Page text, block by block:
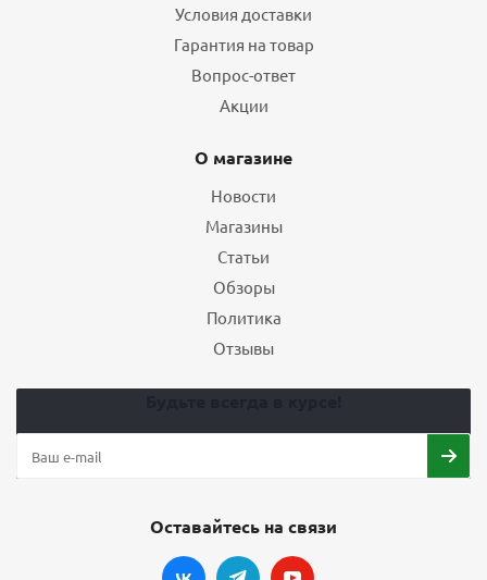
Условия доставки
Гарантия на товар
Вопрос-ответ
Акции
О магазине
Новости
Магазины
Статьи
Обзоры
Политика
Отзывы
Оставайтесь на связи